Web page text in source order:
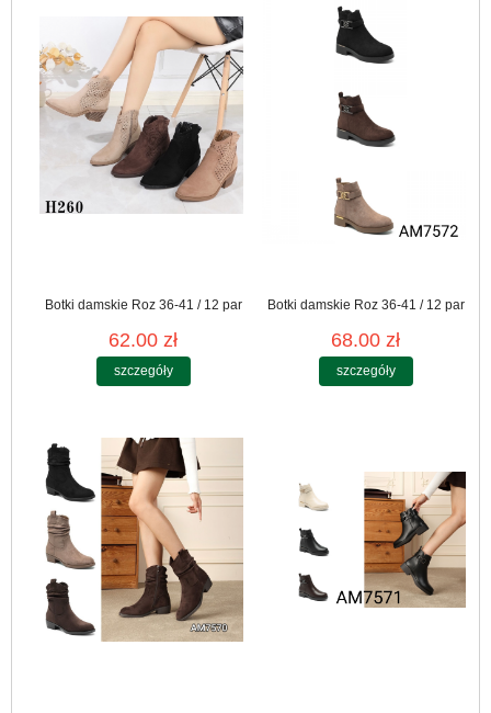
Botki damskie Roz 36-41 / 12 par
62.00 zł
szczegóły
Botki damskie Roz 36-41 / 12 par
68.00 zł
szczegóły